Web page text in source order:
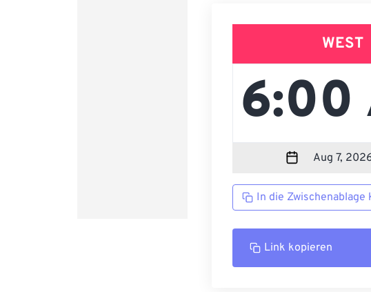
WEST
In die Zwischenablage
Link kopieren